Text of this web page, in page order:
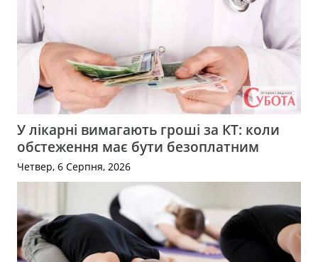
У лікарні вимагають гроші за КТ: коли
обстеження має бути безоплатним
Четвер, 6 Серпня, 2026